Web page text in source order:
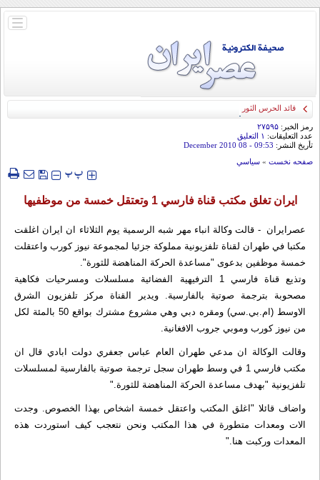
باز
قائد الحرس الثوري: إيران ستدمر أمريكا وإسرائيل والسعودية إذا تجاوزت خطوط طهران
الحمراء
رمز الخبر: ۲۷۵۹۵
عدد التعليقات: ۱ التعلیق
تأريخ النشر: 09:53
- 08 December 2010
صفحه نخست » سياسي
‍‍‍ پپ
ايران تغلق مكتب قناة فارسي 1 وتعتقل خمسة من موظفيها
عصرایران - قالت وكالة انباء مهر شبه الرسمية يوم الثلاثاء ان ايران اغلقت
مكتبا في طهران لقناة تلفزيونية مملوكة جزئيا لمجموعة نيوز كورب واعتقلت
خمسة موظفين بدعوى "مساعدة الحركة المناهضة للثورة".
وتذيع قناة فارسي 1 الترفيهية الفضائية مسلسلات ومسرحيات فكاهية
مصحوبة بترجمة صوتية بالفارسية. ويدير القناة مركز تلفزيون الشرق
الاوسط (ام.بي.سي) ومقره دبي وهي مشروع مشترك بواقع 50 بالمئة لكل
من نيوز كورب وموبي جروب الافغانية.
وقالت الوكالة ان مدعي طهران العام عباس جعفري دولت ابادي قال ان
مكتب فارسي 1 في وسط طهران سجل ترجمة صوتية بالفارسية لمسلسلات
تلفزيونية "بهدف مساعدة الحركة المناهضة للثورة."
واضاف قائلا "اغلق المكتب واعتقل خمسة اشخاص بهذا الخصوص. وجدت
الات ومعدات متطورة في هذا المكتب ونحن نتعجب كيف استوردت هذه
المعدات وركبت هنا."